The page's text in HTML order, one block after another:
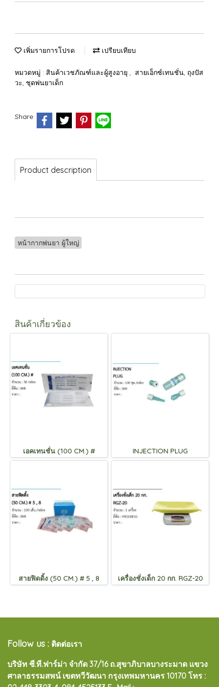
เพิ่มรายการโปรด เปรียบเทียบ
หมวดหมู่ : สินค้าเวชภัณฑ์และผู้สูงอายุ , สายเอ็กซ์เทนชั่น, ถุงปัส
วะ, ชุดพ่นยาเด็ก
Share
Product description
หน้ากากพ่นยา ผู้ใหญ่
สินค้าเกี่ยวข้อง
เอคเทนชั่น (100 CM.) # INJECTION PLUG
สายฟิดดิ้ง (50 CM.) # 5 , 8 เครื่องชั่งเด็ก 20 กก. RGZ-20
Follow us : ติดต่อเรา
บริษัท ซี.ที.ฟาร์ม่า จำกัด 37/16 ถ.สุขาภิบาลบางระมาด แขวง
ศาลาธรรมสพน์ เขตทวีวัฒนา กรุงเทพมหานคร 10170 โทร :